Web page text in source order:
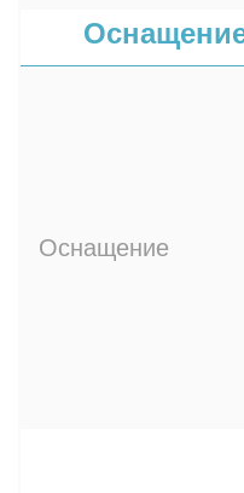
Оснащение